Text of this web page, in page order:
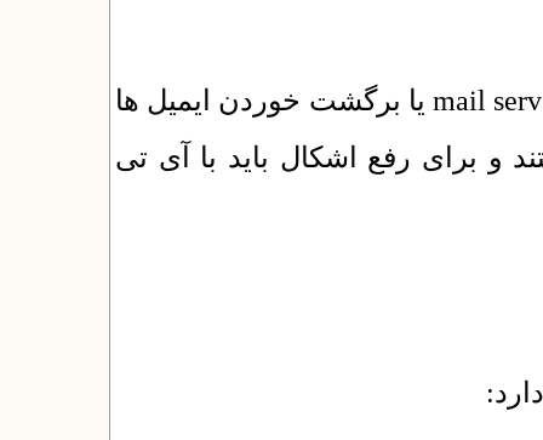
در صورت استفاده از SMTP عدم اتصال به mail server یا برگشت خوردن ایمیل ها
و برای رفع اشکال باید با آی تی
دارد: